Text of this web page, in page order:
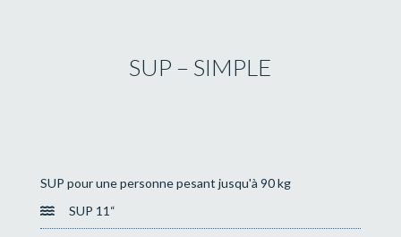
SUP – SIMPLE
SUP pour une personne pesant jusqu'à 90 kg
SUP 11“